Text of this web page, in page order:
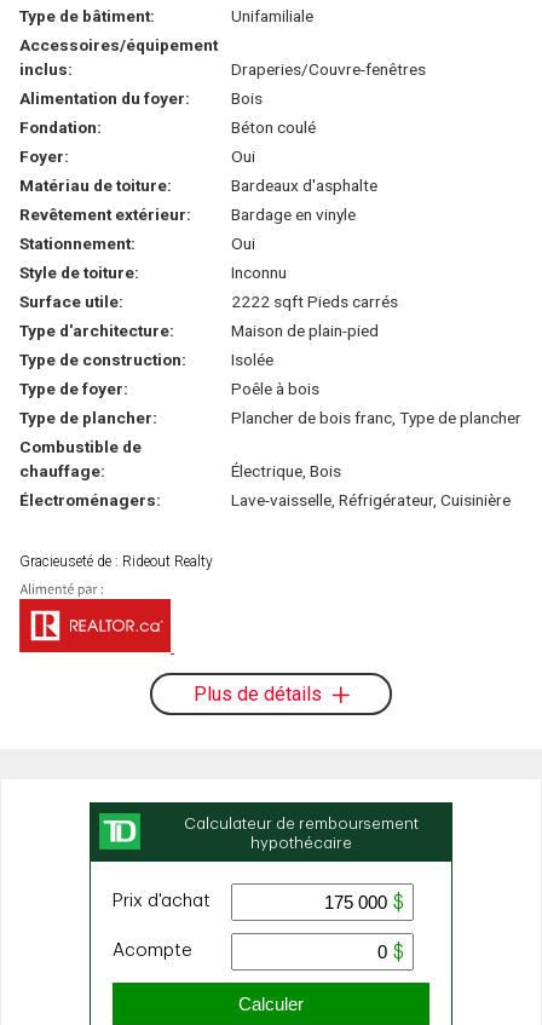
Type de bâtiment:
Unifamiliale
Accessoires/équipement
inclus:
Draperies/Couvre-fenêtres
Alimentation du foyer:
Bois
Fondation:
Béton coulé
Foyer:
Oui
Matériau de toiture:
Bardeaux d'asphalte
Revêtement extérieur:
Bardage en vinyle
Stationnement:
Oui
Style de toiture:
Inconnu
Surface utile:
2222 sqft Pieds carrés
Type d'architecture:
Maison de plain-pied
Type de construction:
Isolée
Type de foyer:
Poêle à bois
Type de plancher:
Plancher de bois franc, Type de plancher
Combustible de
chauffage:
Électrique, Bois
Électroménagers:
Lave-vaisselle, Réfrigérateur, Cuisinière
Gracieuseté de : Rideout Realty
Plus de détails